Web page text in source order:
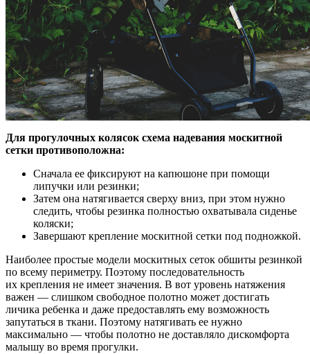
Для прогулочных колясок схема надевания москитной
сетки противоположна:
Сначала ее фиксируют на капюшоне при помощи
липучки или резинки;
Затем она натягивается сверху вниз, при этом нужно
следить, чтобы резинка полностью охватывала сиденье
коляски;
Завершают крепление москитной сетки под подножкой.
Наиболее простые модели москитных сеток обшиты резинкой
по всему периметру. Поэтому последовательность
их крепления не имеет значения. В вот уровень натяжения
важен — слишком свободное полотно может достигать
личика ребенка и даже предоставлять ему возможность
запутаться в ткани. Поэтому натягивать ее нужно
максимально — чтобы полотно не доставляло дискомфорта
малышу во время прогулки.